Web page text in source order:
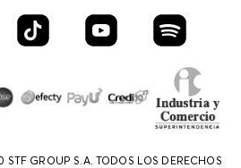
GROUP S.A. TODOS LOS DERECHOS